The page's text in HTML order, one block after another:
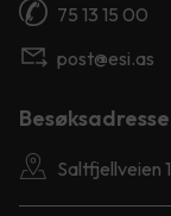
75 13 15 00
post@esi.as
Besøksadresse
Saltfjellveien